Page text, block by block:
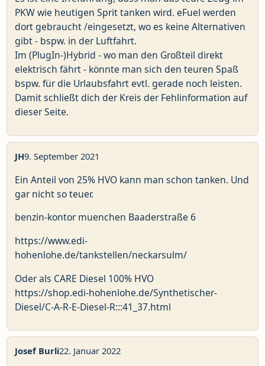
PKW wie heutigen Sprit tanken wird. eFuel werden
dort gebraucht /eingesetzt, wo es keine Alternativen
gibt - bspw. in der Luftfahrt.
Im (PlugIn-)Hybrid - wo man den Großteil direkt
elektrisch fährt - könnte man sich den teuren Spaß
bspw. für die Urlaubsfahrt evtl. gerade noch leisten.
Damit schließt dich der Kreis der Fehlinformation auf
dieser Seite.
JH9. September 2021
Ein Anteil von 25% HVO kann man schon tanken. Und
gar nicht so teuer.
benzin-kontor muenchen Baaderstraße 6
https://www.edi-
hohenlohe.de/tankstellen/neckarsulm/
Oder als CARE Diesel 100% HVO
https://shop.edi-hohenlohe.de/Synthetischer-
Diesel/C-A-R-E-Diesel-R:::41_37.html
Josef Burli22. Januar 2022